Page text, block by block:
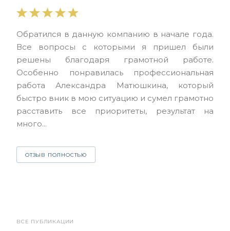
Обратился в данную компанию в начале года.
Все вопросы с которыми я пришел были
решены благодаря грамотной работе.
Особенно понравилась профессиональная
работа Александра Матюшкина, который
быстро вник в мою ситуацию и сумел грамотно
расставить все приоритеты, результат на
много...
ОТЗЫВ ПОЛНОСТЬЮ
ВСЕ ПУБЛИКАЦИИ